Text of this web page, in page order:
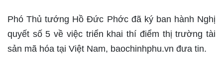
Phó Thủ tướng Hồ Đức Phớc đã ký ban hành Nghị
quyết số 5 về việc triển khai thí điểm thị trường tài
sản mã hóa tại Việt Nam, baochinhphu.vn đưa tin.